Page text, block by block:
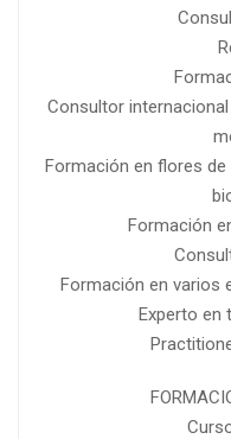
Consultor
Formación en flores de
Formación
Formación en varios
Experto en